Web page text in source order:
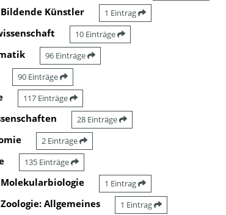
Bildende Künstler 1 Eintrag
10 Einträge
96 Einträge
90 Einträge
117 Einträge
28 Einträge
2 Einträge
135 Einträge
Molekularbiologie 1 Eintrag
Allgemeines 1 Eintrag